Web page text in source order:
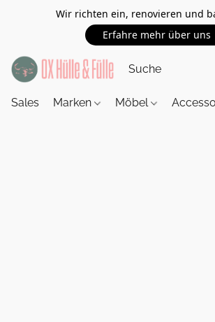
Wir richten ein, renovieren und
Erfahre mehr über uns
Sales Marken Möbel